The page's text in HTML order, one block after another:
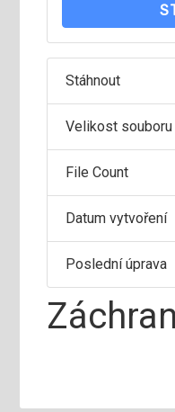
Stáhnout
Velikost souboru
File Count
Datum vytvoření
Poslední úprava